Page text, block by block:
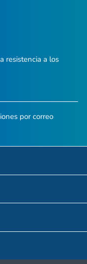
resistencia a los
por correo